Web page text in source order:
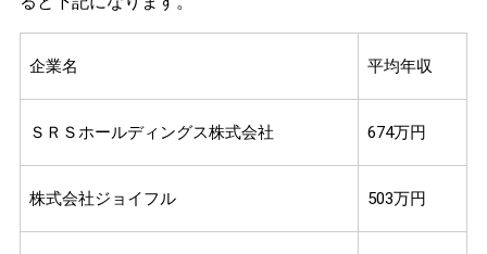
企業名 平均年収
ＳＲＳホールディングス株式会社 674万円
株式会社ジョイフル 503万円